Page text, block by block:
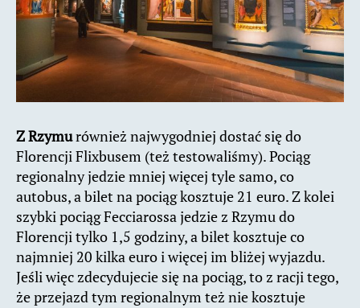
Z Rzymurównież najwygodniej dostać się do
Florencji Flixbusem (też testowaliśmy). Pociąg
regionalny jedzie mniej więcej tyle samo, co
autobus, a bilet na pociąg kosztuje 21 euro. Z kolei
szybki pociąg Fecciarossa jedzie z Rzymu do
Florencji tylko 1,5 godziny, a bilet kosztuje co
najmniej 20 kilka euro i więcej im bliżej wyjazdu.
Jeśli więc zdecydujecie się na pociąg, to z racji tego,
że przejazd tym regionalnym też nie kosztuje